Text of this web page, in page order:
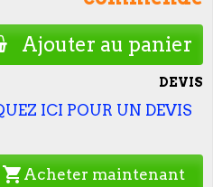
Ajouter au panier
DEVIS
ICI POUR UN DEVIS
shopping_cart Acheter maintenant